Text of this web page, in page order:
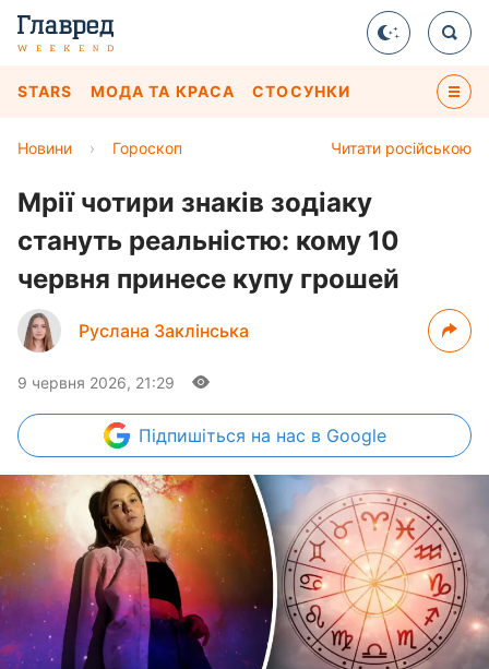
STARS МОДА ТА КРАСА СТОСУНКИ
Читати російською
Новини › Гороскоп
Мрії чотири знаків зодіаку
стануть реальністю: кому 10
червня принесе купу грошей
Руслана Заклінська
9 червня 2026, 21:29
Підпишіться на нас в Google